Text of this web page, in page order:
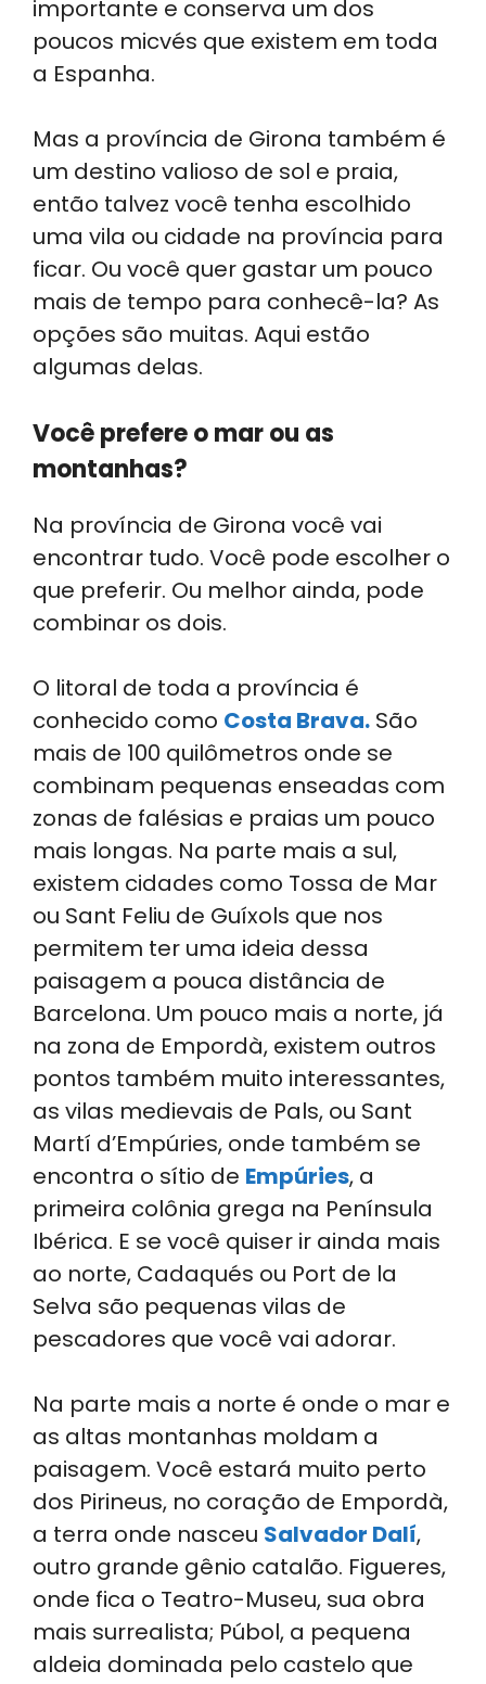
importante e conserva um dos
poucos micvés que existem em toda
a Espanha.
Mas a província de Girona também é
um destino valioso de sol e praia,
então talvez você tenha escolhido
uma vila ou cidade na província para
ficar. Ou você quer gastar um pouco
mais de tempo para conhecê-la? As
opções são muitas. Aqui estão
algumas delas.
Você prefere o mar ou as
montanhas?
Na província de Girona você vai
encontrar tudo. Você pode escolher o
que preferir. Ou melhor ainda, pode
combinar os dois.
O litoral de toda a província é
conhecido como Costa Brava. São
mais de 100 quilômetros onde se
combinam pequenas enseadas com
zonas de falésias e praias um pouco
mais longas. Na parte mais a sul,
existem cidades como Tossa de Mar
ou Sant Feliu de Guíxols que nos
permitem ter uma ideia dessa
paisagem a pouca distância de
Barcelona. Um pouco mais a norte, já
na zona de Empordà, existem outros
pontos também muito interessantes,
as vilas medievais de Pals, ou Sant
Martí d’Empúries, onde também se
encontra o sítio de Empúries, a
primeira colônia grega na Península
Ibérica. E se você quiser ir ainda mais
ao norte, Cadaqués ou Port de la
Selva são pequenas vilas de
pescadores que você vai adorar.
Na parte mais a norte é onde o mar e
as altas montanhas moldam a
paisagem. Você estará muito perto
dos Pirineus, no coração de Empordà,
a terra onde nasceu Salvador Dalí,
outro grande gênio catalão. Figueres,
onde fica o Teatro-Museu, sua obra
mais surrealista; Púbol, a pequena
aldeia dominada pelo castelo que